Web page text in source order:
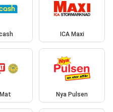
ICA Maxi
Nya Pulsen